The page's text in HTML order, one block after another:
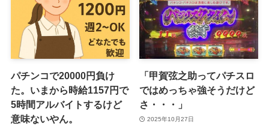
パチンコで20000円負け
た。いまから時給1157円で
5時間アルバイトするけど
意味ないやん。
「甲賀弦之助ってパチスロ
ではめっちゃ強そうだけど
さ・・・」
2025年10月27日